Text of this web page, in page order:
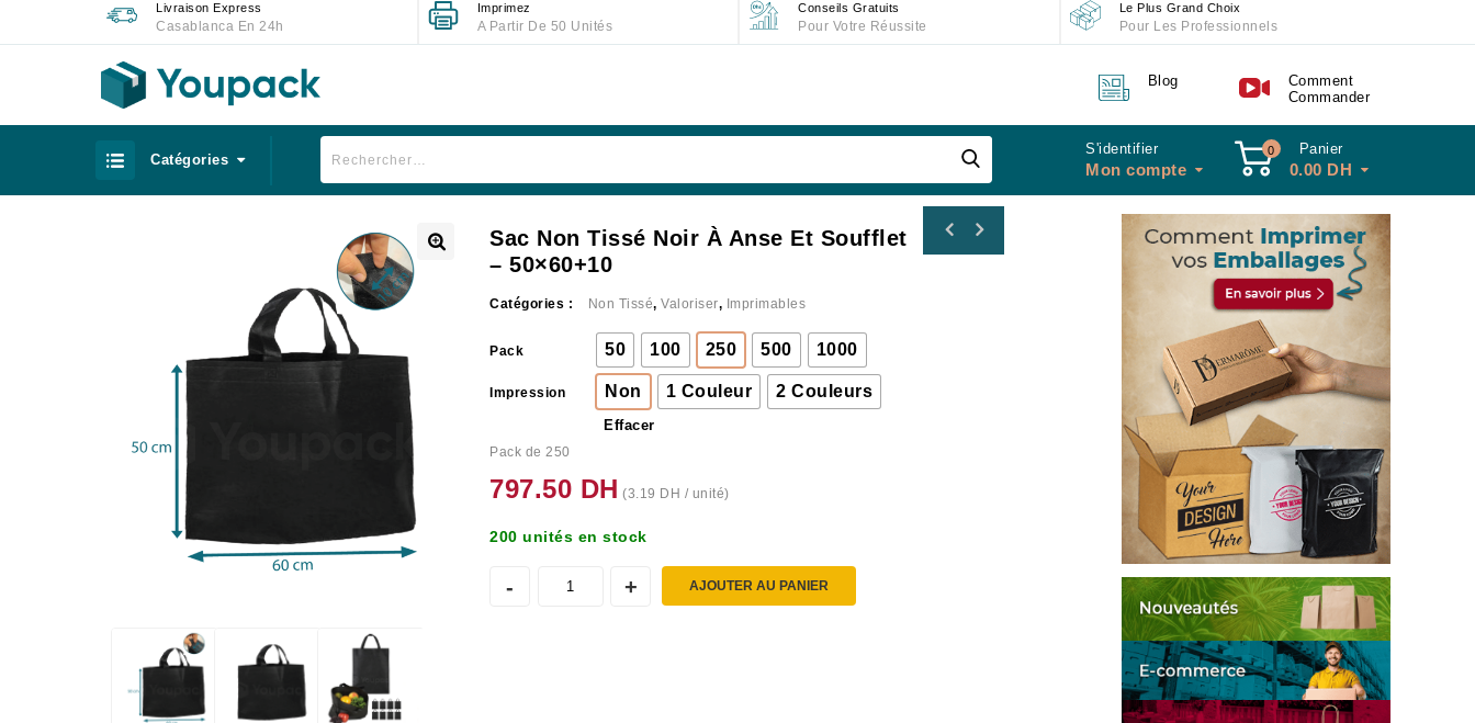
Livraison Express
Casablanca En 24h
Imprimez
A Partir De 50 Unités
Conseils Gratuits
Pour Votre Réussite
Le Plus Grand Choix
Pour Les Professionnels
Blog
Comment
Commander
Catégories
S'identifier
Mon compte
0 Panier
0.00 DH
Sac Non Tissé Noir À Anse Et Soufflet
– 50×60+10
Catégories : Non Tissé,Valoriser, Imprimables
Pack 50 100 250 500 1000
Impression Non 1 Couleur 2 Couleurs
Effacer
Pack de 250
797.50 DH (3.19 DH / unité)
200 unités en stock
AJOUTER AU PANIER